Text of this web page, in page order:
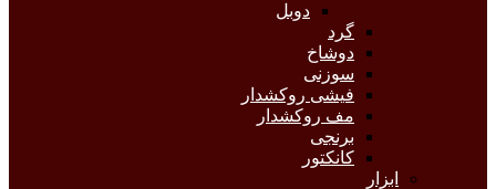
دوبل
گرد
دوشاخ
سوزنی
فیشی روکشدار
مف روکشدار
برنجی
کانکتور
ابزار